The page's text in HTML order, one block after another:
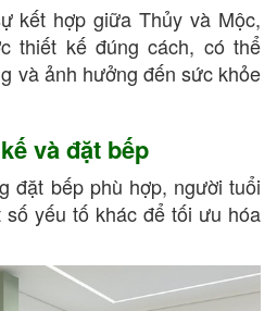
kết hợp giữa Thủy và Mộc,
thiết kế đúng cách, có thể
và ảnh hưởng đến sức khỏe
và đặt bếp
đặt bếp phù hợp, người tuổi
yếu tố khác để tối ưu hóa